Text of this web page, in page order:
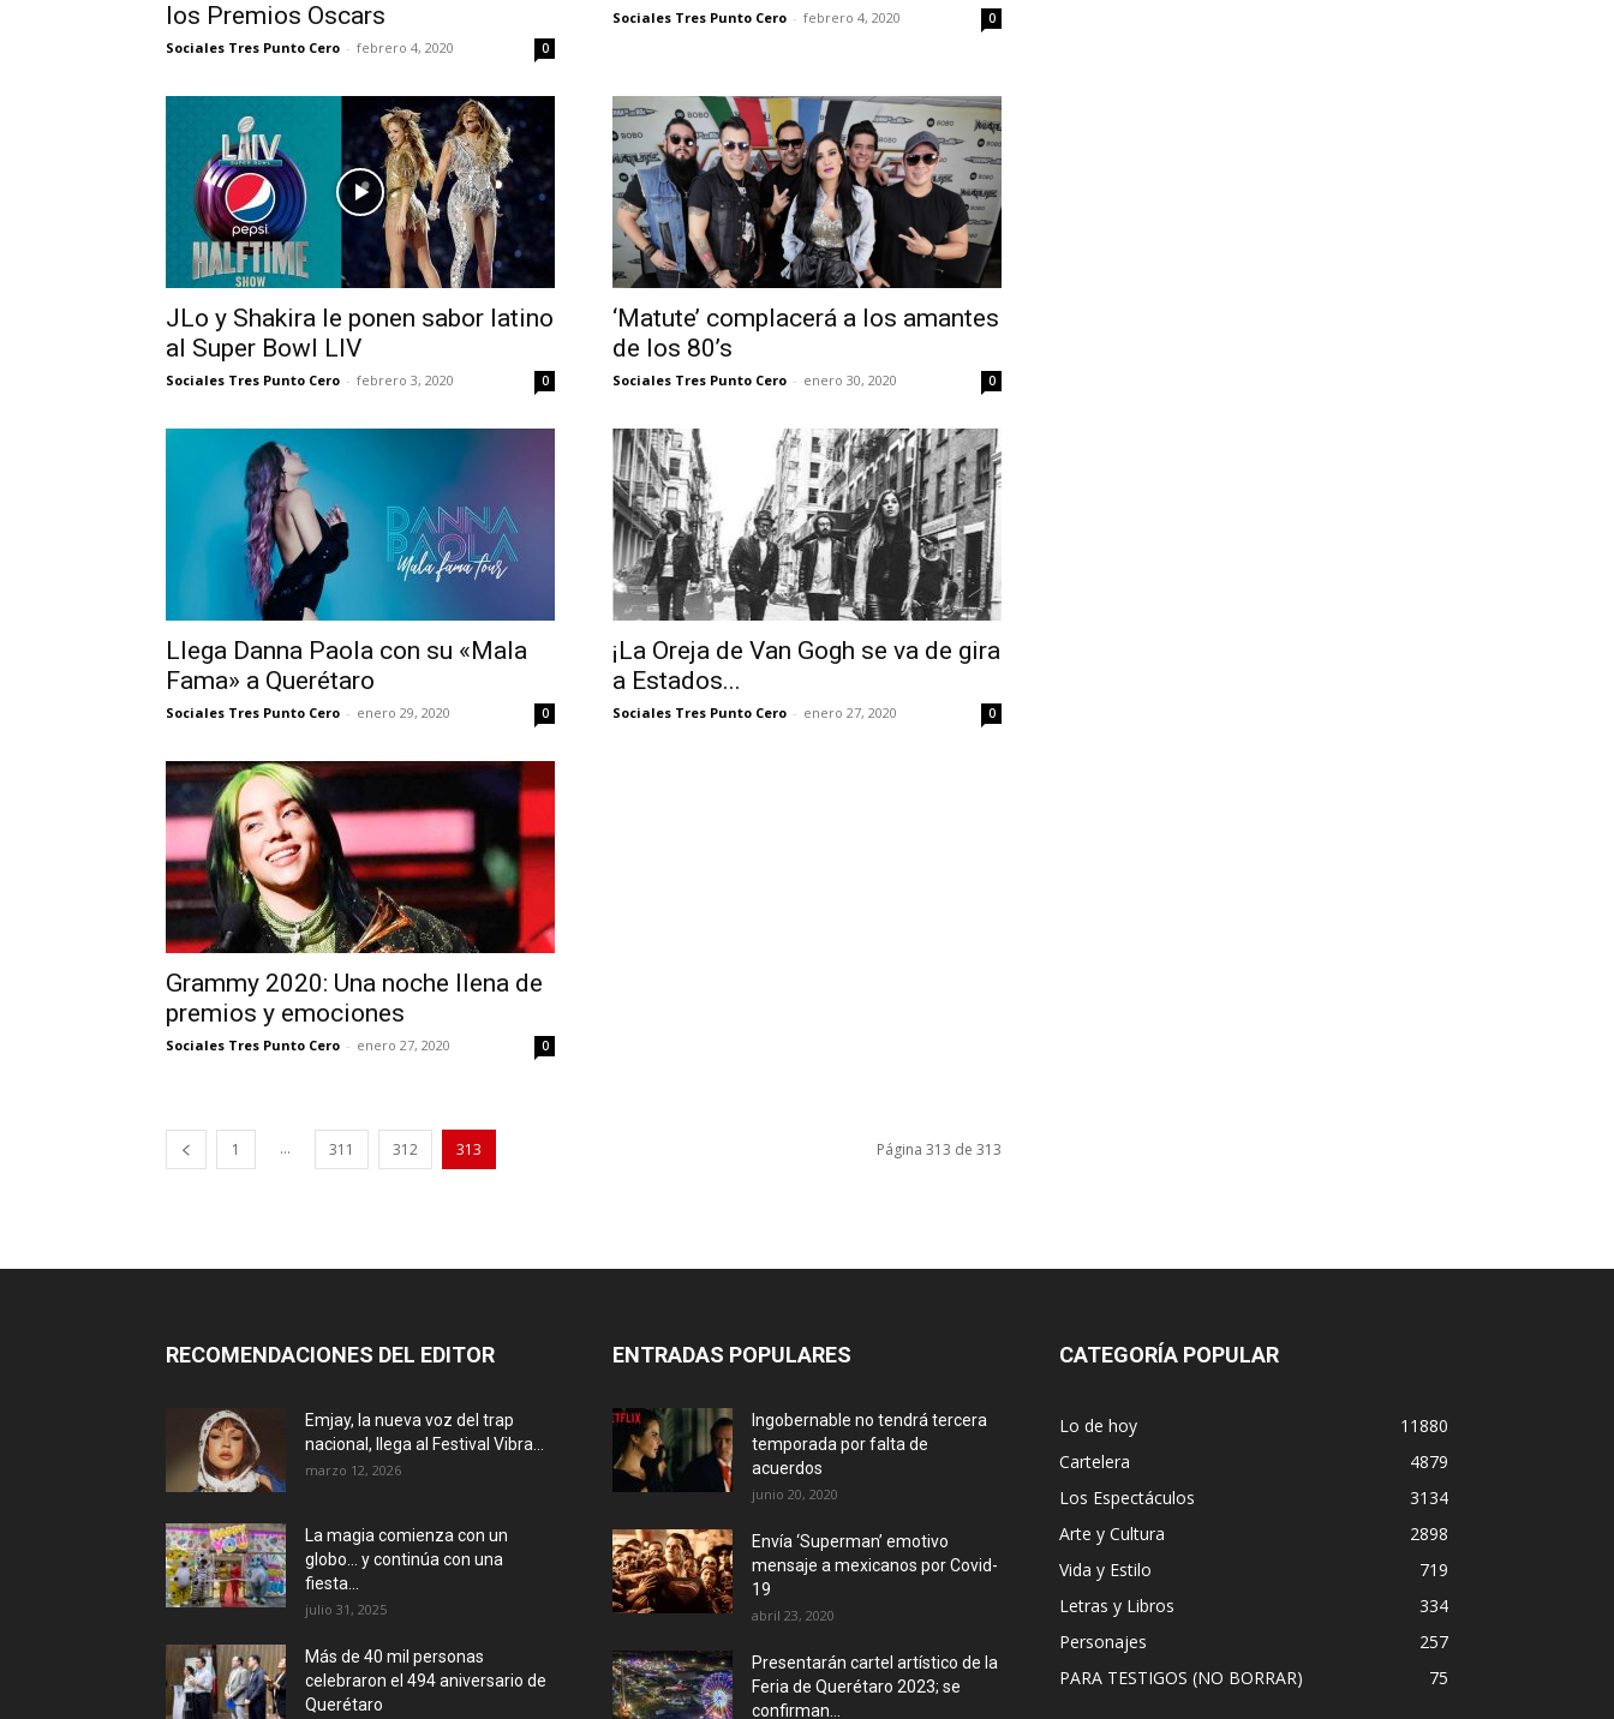
los Premios Oscars
Sociales Tres Punto Cero - febrero 4, 2020 0
Sociales Tres Punto Cero - febrero 4, 2020 0
JLo y Shakira le ponen sabor latino
al Super Bowl LIV
Sociales Tres Punto Cero - febrero 3, 2020 0
‘Matute’ complacerá a los amantes
de los 80’s
Sociales Tres Punto Cero - enero 30, 2020 0
Llega Danna Paola con su «Mala
Fama» a Querétaro
Sociales Tres Punto Cero - enero 29, 2020 0
¡La Oreja de Van Gogh se va de gira
a Estados...
Sociales Tres Punto Cero - enero 27, 2020 0
Grammy 2020: Una noche llena de
premios y emociones
Sociales Tres Punto Cero - enero 27, 2020 0
1 ... 311 312 313 Página 313 de 313
RECOMENDACIONES DEL EDITOR
Emjay, la nueva voz del trap
nacional, llega al Festival Vibra...
marzo 12, 2026
La magia comienza con un
globo… y continúa con una
fiesta...
julio 31, 2025
Más de 40 mil personas
celebraron el 494 aniversario de
Querétaro
ENTRADAS POPULARES
Ingobernable no tendrá tercera
temporada por falta de
acuerdos
junio 20, 2020
Envía ‘Superman’ emotivo
mensaje a mexicanos por Covid-
19
abril 23, 2020
Presentarán cartel artístico de la
Feria de Querétaro 2023; se
confirman...
CATEGORÍA POPULAR
Lo de hoy
11880
Cartelera
4879
Los Espectáculos
3134
Arte y Cultura
2898
Vida y Estilo
719
Letras y Libros
334
Personajes
257
PARA TESTIGOS (NO BORRAR)
75